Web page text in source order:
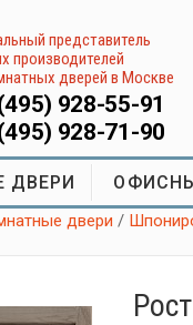
представитель
производителей
дверей в Москве
928-55-91
928-71-90
ДВЕРИ
двери /